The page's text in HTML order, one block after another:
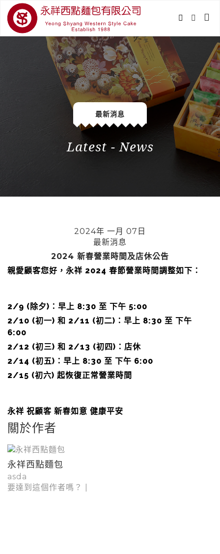
最新消息
Latest - News
2024年 一月 07日
最新消息
2024 新春營業時間及店休公告
親愛顧客您好，永祥 2024 春節營業時間調整如下：
2/9 (除夕)：早上 8:30 至 下午 5:00
2/10 (初一) 和 2/11 (初二)：早上 8:30 至 下午
6:00
2/12 (初三) 和 2/13 (初四)：店休
2/14 (初五)：早上 8:30 至 下午 6:00
2/15 (初六) 起恢復正常營業時間
永祥 祝顧客 新春如意 健康平安
關於作者
永祥西點麵包
asda
要達到這個作者嗎？